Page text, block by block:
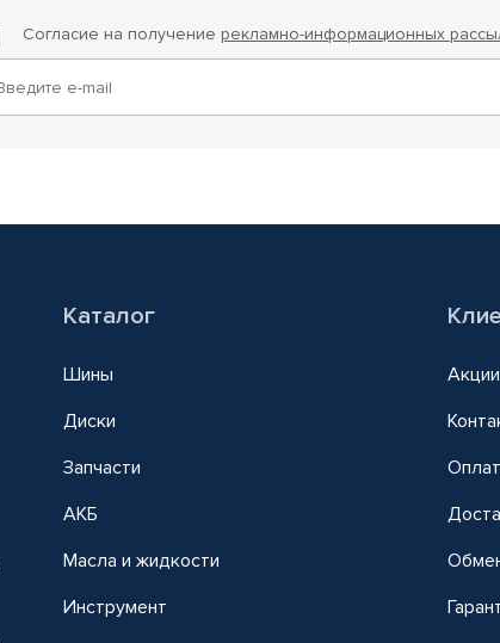
Согласие на получение рекламно-информационных
Каталог
Шины
Диски
Запчасти
АКБ
Масла и жидкости
Инструмент
Акции